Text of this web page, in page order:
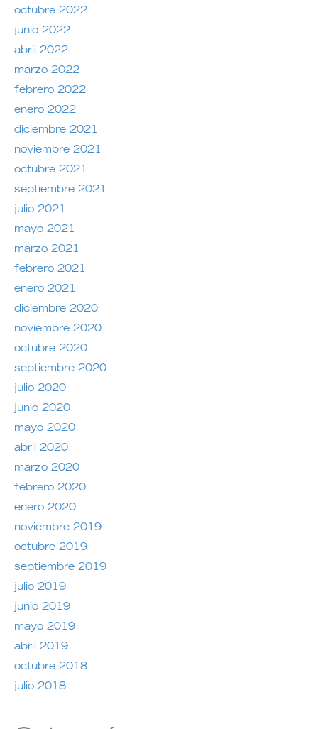
octubre 2022
junio 2022
abril 2022
marzo 2022
febrero 2022
enero 2022
diciembre 2021
noviembre 2021
octubre 2021
septiembre 2021
julio 2021
mayo 2021
marzo 2021
febrero 2021
enero 2021
diciembre 2020
noviembre 2020
octubre 2020
septiembre 2020
julio 2020
junio 2020
mayo 2020
abril 2020
marzo 2020
febrero 2020
enero 2020
noviembre 2019
octubre 2019
septiembre 2019
julio 2019
junio 2019
mayo 2019
abril 2019
octubre 2018
julio 2018